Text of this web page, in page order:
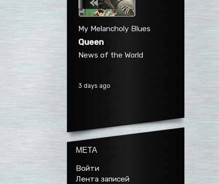
My Melancholy Blues
Queen
News of the World
3 days ago
МЕТА
Войти
Лента записей